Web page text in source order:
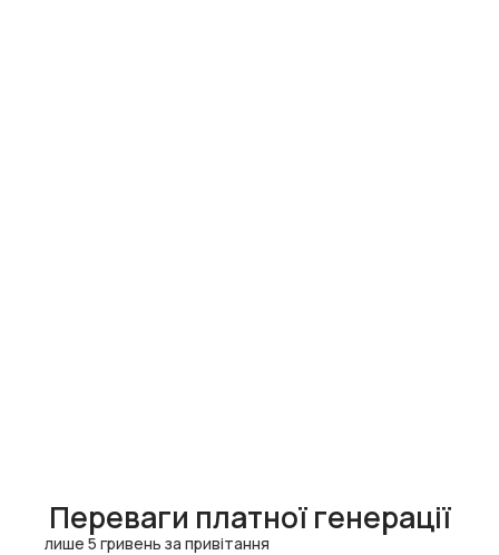
Переваги платної генерації
лише 5 гривень за привітання